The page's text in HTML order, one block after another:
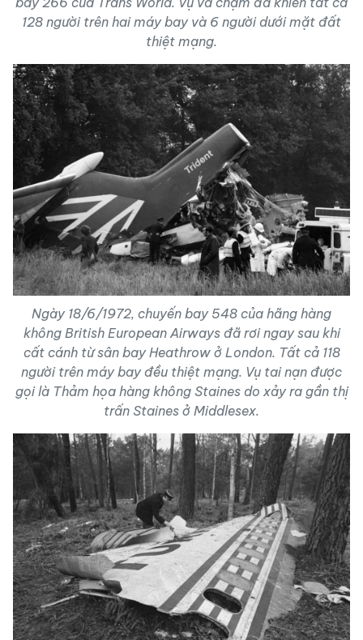
128 người trên hai máy bay và 6 người dưới mặt đất
thiệt mạng.
Ngày 18/6/1972, chuyến bay 548 của hãng hàng
không British European Airways đã rơi ngay sau khi
cất cánh từ sân bay Heathrow ở London. Tất cả 118
người trên máy bay đều thiệt mạng. Vụ tai nạn được
gọi là Thảm họa hàng không Staines do xảy ra gần thị
trấn Staines ở Middlesex.